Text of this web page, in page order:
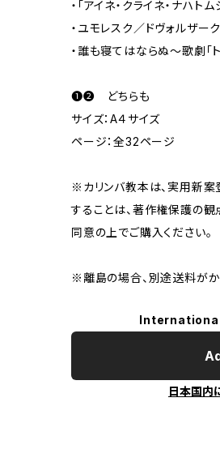
・「アイネ・クライネ・ナハ
・ユモレスク／ドヴォルザー
・誰も寝てはならぬ～歌劇「
❶❷ どちらも
サイズ：A４サイズ
ページ：全32ページ
※カリンバ教本は、実用新案
することは、著作権保護の観
同意の上でご購入ください。
※離島の場合、別途送料がか
日本国内